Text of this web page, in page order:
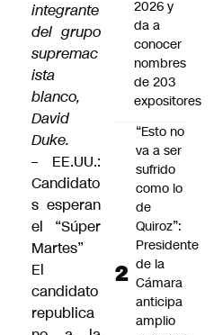
integrante
del grupo
supremac
ista
blanco,
David
Duke.
– EE.UU.:
Candidato
s esperan
el “Súper
Martes”
El
candidato
republica
2026 y
da a
conocer
nombres
de 203
expositores
“Esto no
va a ser
sufrido
como lo
de
Quiroz”:
Presidente
de la
Cámara
anticipa
amplio